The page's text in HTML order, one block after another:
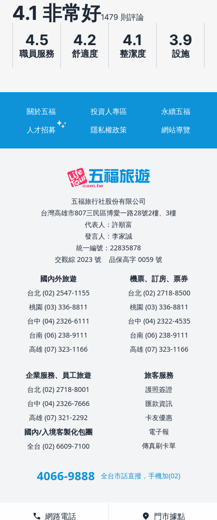
4.1 非常好1479 則評論
4.5
職員服務
4.2
舒適度
4.1
整潔度
3.9
設施
關於五福 投資人專區
永續五福
人才招募
隱私權政策 網站導覽
五福旅行社股份有限公司
台灣高雄市807三民區博愛一路28號2樓、3樓
代表人：許順富
發言人：李家誠
統一編號：22835878
交觀綜 2023 號
品保高字 0059 號
國內外旅遊
台北 (02) 2547-1155
桃園 (03) 336-8811
台中 (04) 2326-6111
台南 (06) 238-9111
高雄 (07) 323-1166
機票、訂房、票券
台北 (02) 2718-8500
桃園 (03) 336-8811
台中 (04) 2322-4535
台南 (06) 238-9111
高雄 (07) 323-1166
企業服務、員工旅遊
台北 (02) 2718-8001
台中 (04) 2326-7666
高雄 (07) 321-2292
國內/入境客製化包團
全台 (02) 6609-7100
旅客服務
護照簽證
匯款資訊
卡友優惠
電子報
傳真刷卡單
4066-9888 全台市話直撥，手機加(02)
call 網路電話 location_on 門市據點